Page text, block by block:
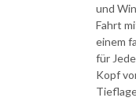
und
Fahrt
einem
für
Kopf